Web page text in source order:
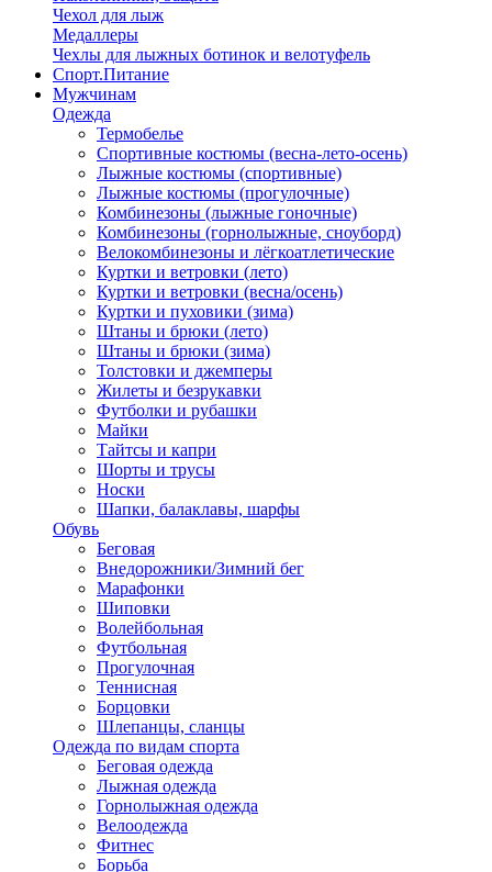
Чехол для лыж
Медаллеры
Чехлы для лыжных ботинок и велотуфель
Спорт.Питание
Мужчинам
Одежда
Термобелье
Спортивные костюмы (весна-лето-осень)
Лыжные костюмы (спортивные)
Лыжные костюмы (прогулочные)
Комбинезоны (лыжные гоночные)
Комбинезоны (горнолыжные, сноуборд)
Велокомбинезоны и лёгкоатлетические
Куртки и ветровки (лето)
Куртки и ветровки (весна/осень)
Куртки и пуховики (зима)
Штаны и брюки (лето)
Штаны и брюки (зима)
Толстовки и джемперы
Жилеты и безрукавки
Футболки и рубашки
Майки
Тайтсы и капри
Шорты и трусы
Носки
Шапки, балаклавы, шарфы
Обувь
Беговая
Внедорожники/Зимний бег
Марафонки
Шиповки
Волейбольная
Футбольная
Прогулочная
Теннисная
Борцовки
Шлепанцы, сланцы
Одежда по видам спорта
Беговая одежда
Лыжная одежда
Горнолыжная одежда
Велоодежда
Фитнес
Борьба